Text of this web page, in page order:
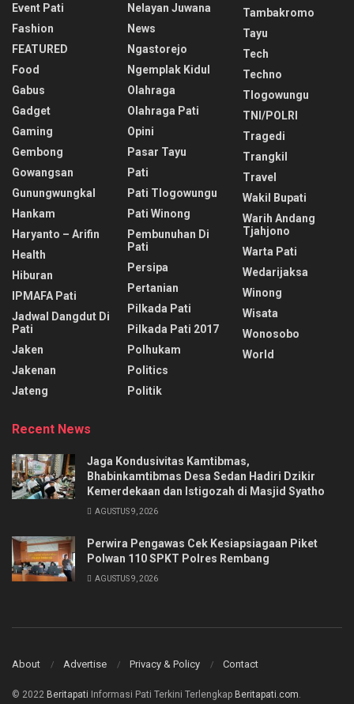
Event Pati
Fashion
FEATURED
Food
Gabus
Gadget
Gaming
Gembong
Gowangsan
Gunungwungkal
Hankam
Haryanto – Arifin
Health
Hiburan
IPMAFA Pati
Jadwal Dangdut Di
Pati
Jaken
Jakenan
Jateng
Nelayan Juwana
News
Ngastorejo
Ngemplak Kidul
Olahraga
Olahraga Pati
Opini
Pasar Tayu
Pati
Pati Tlogowungu
Pati Winong
Pembunuhan Di
Pati
Persipa
Pertanian
Pilkada Pati
Pilkada Pati 2017
Polhukam
Politics
Politik
Tambakromo
Tayu
Tech
Techno
Tlogowungu
TNI/POLRI
Tragedi
Trangkil
Travel
Wakil Bupati
Warih Andang
Tjahjono
Warta Pati
Wedarijaksa
Winong
Wisata
Wonosobo
World
Recent News
Jaga Kondusivitas Kamtibmas,
Bhabinkamtibmas Desa Sedan Hadiri Dzikir
Kemerdekaan dan Istigozah di Masjid Syatho
AGUSTUS 9, 2026
Perwira Pengawas Cek Kesiapsiagaan Piket
Polwan 110 SPKT Polres Rembang
AGUSTUS 9, 2026
About Advertise Privacy & Policy Contact
© 2022 Beritapati Informasi Pati Terkini Terlengkap Beritapati.com